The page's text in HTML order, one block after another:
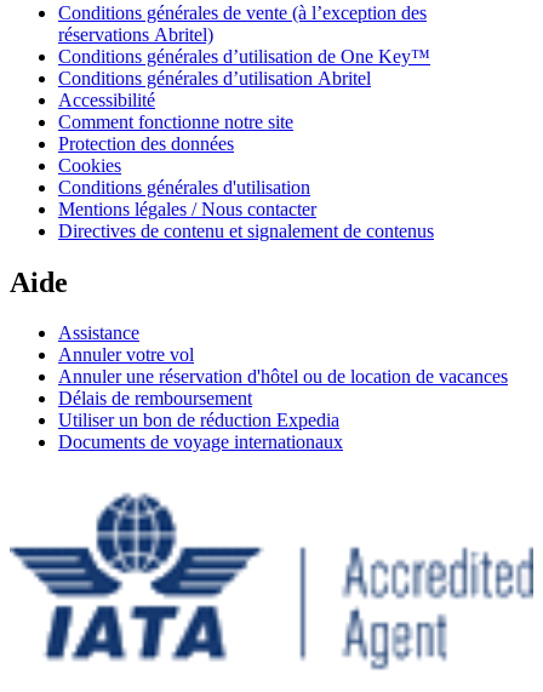
Conditions générales de vente (à l’exception des
réservations Abritel)
Conditions générales d’utilisation de One Key™
Conditions générales d’utilisation Abritel
Accessibilité
Comment fonctionne notre site
Protection des données
Cookies
Conditions générales d'utilisation
Mentions légales / Nous contacter
Directives de contenu et signalement de contenus
Aide
Assistance
Annuler votre vol
Annuler une réservation d'hôtel ou de location de vacances
Délais de remboursement
Utiliser un bon de réduction Expedia
Documents de voyage internationaux